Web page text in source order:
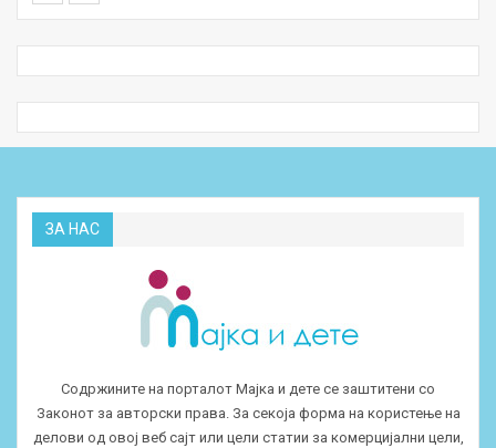
ЗА НАС
Содржините на порталот Мајка и дете се заштитени со
Законот за авторски права. За секоја форма на користење на
делови од овој веб сајт или цели статии за комерцијални цели,